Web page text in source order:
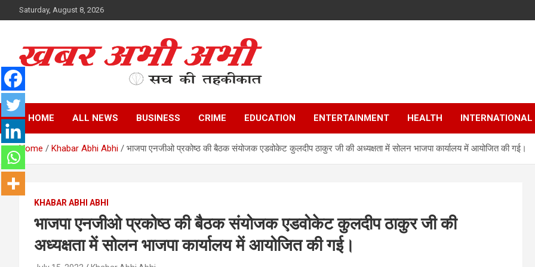
to
Saturday, August 8, 2026
खबर अभी अभी
सच की तहकीकात
HOME ALL NEWS BUSINESS CRIME EDUCATION ENTERTAINMENT HEALTH INTERNATIONAL
Home Khabar Abhi Abhi भाजपा एनजीओ प्रकोष्ठ की बैठक संयोजक एडवोकेट कुलदीप ठाकुर जी की अध्यक्षता में सोलन भाजपा कार्यालय में आयोजित की गई।
KHABAR ABHI ABHI
भाजपा एनजीओ प्रकोष्ठ की बैठक संयोजक एडवोकेट कुलदीप ठाकुर जी की
अध्यक्षता में सोलन भाजपा कार्यालय में आयोजित की गई।